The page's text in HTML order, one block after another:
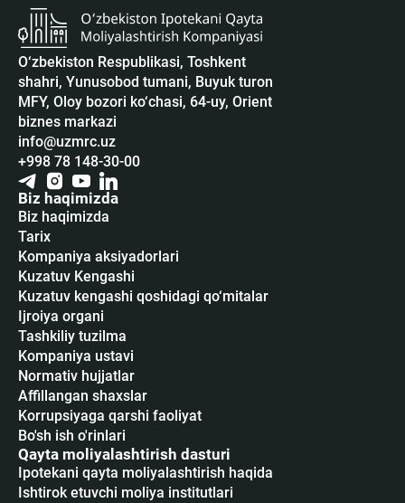
O‘zbekiston Respublikasi, Toshkent
shahri, Yunusobod tumani, Buyuk turon
MFY, Oloy bozori ko‘chasi, 64-uy, Orient
biznes markazi
info@uzmrc.uz
+998 78 148-30-00
Biz haqimizda
Biz haqimizda
Tarix
Kompaniya aksiyadorlari
Kuzatuv Kengashi
Kuzatuv kengashi qoshidagi qo‘mitalar
Ijroiya organi
Tashkiliy tuzilma
Kompaniya ustavi
Normativ hujjatlar
Affillangan shaxslar
Korrupsiyaga qarshi faoliyat
Bo'sh ish o'rinlari
Qayta moliyalashtirish dasturi
Ipotekani qayta moliyalashtirish haqida
Ishtirok etuvchi moliya institutlari